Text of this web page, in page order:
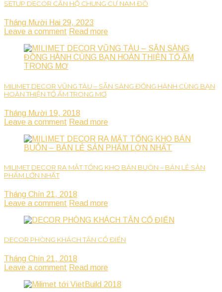
SETUP DECOR CĂN HỘ CHUNG CƯ NAM ĐÔ
Tháng Mười Hai 29, 2023
Leave a comment Read more
MILIMET DECOR VŨNG TÀU – SẴN SÀNG ĐỒNG HÀNH CÙNG BẠN
HOÀN THIỆN TỔ ẤM TRONG MƠ
Tháng Mười 19, 2018
Leave a comment Read more
MILIMET DECOR RA MẮT TỔNG KHO BÁN BUÔN – BÁN LẺ SẢN
PHẨM LỚN NHẤT
Tháng Chín 21, 2018
Leave a comment Read more
DECOR PHÒNG KHÁCH TÂN CỔ ĐIỂN
Tháng Chín 21, 2018
Leave a comment Read more